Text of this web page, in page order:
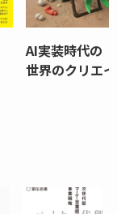
AI実装時代の
世界のクリエ